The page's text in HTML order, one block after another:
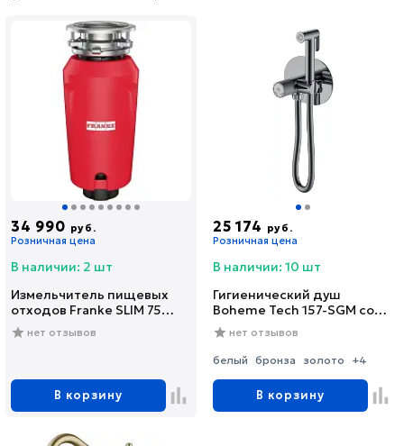
34 990 руб.
Розничная цена
В наличии: 2 шт
Измельчитель пищевых
отходов Franke SLIM 75
(134.0715.096)
нет отзывов
В корзину
25 174 руб.
Розничная цена
В наличии: 10 шт
Гигиенический душ
Boheme Tech 157-SGM со
смесителем, С
ВНУТРЕННЕЙ ЧАСТЬЮ,
shine gun metal
нет отзывов
белый бронза золото +4
В корзину